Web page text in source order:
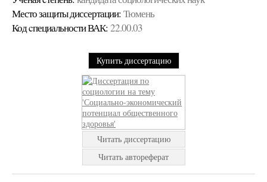
Место защиты диссертации: Тюмень
Код cпециальности ВАК: 22.00.03
Купить диссертацию
Читать диссертацию
Читать автореферат